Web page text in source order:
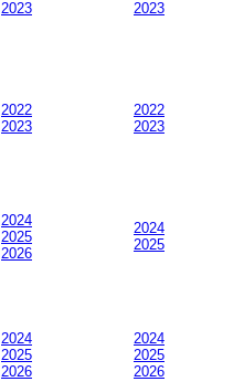
2023
2023
2022
2023
2022
2023
2024
2025
2026
2024
2025
2024
2025
2026
2024
2025
2026